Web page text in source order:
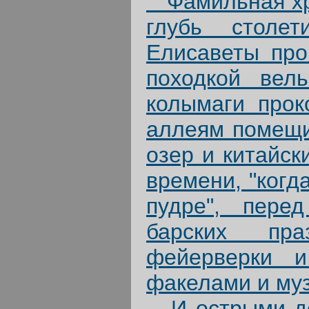
глубь
Елисаветы
походкой
колымаги
аллеям
озер и
времени,
пудре",
барских
фейерверки
факелами и